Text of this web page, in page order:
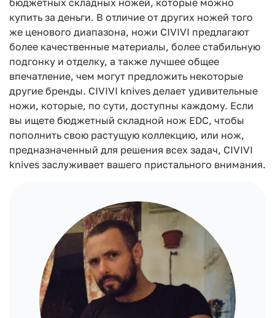
купить за деньги. В отличие от других ножей того
же ценового диапазона, ножи CIVIVI предлагают
более качественные материалы, более стабильную
подгонку и отделку, а также лучшее общее
впечатление, чем могут предложить некоторые
другие бренды. CIVIVI knives делает удивительные
ножи, которые, по сути, доступны каждому. Если
вы ищете бюджетный складной нож EDC, чтобы
пополнить свою растущую коллекцию, или нож,
предназначенный для решения всех задач, CIVIVI
knives заслуживает вашего пристального внимания.